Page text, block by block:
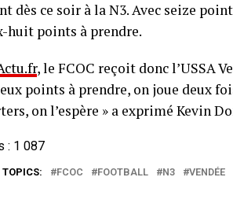
dès ce soir à la N3. Avec seize
huit points à prendre.
, le FCOC reçoit donc l’USSA
points à prendre, on joue deux
on l’espère » a exprimé Kevin
: 1 087
TOPICS: FCOC FOOTBALL N3 VENDÉE